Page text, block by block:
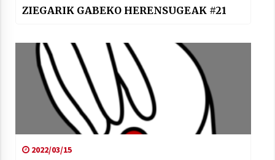
ZIEGARIK GABEKO HERENSUGEAK #21
2022/03/15